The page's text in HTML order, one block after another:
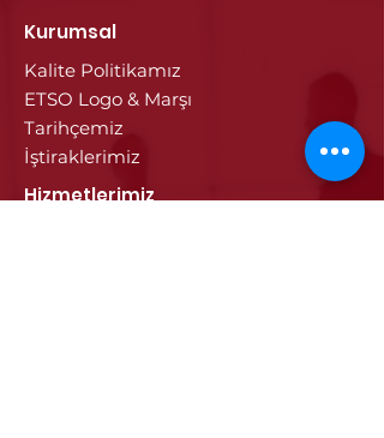
Kurumsal
Kalite Politikamız
ETSO Logo & Marşı
Tarihçemiz
İştiraklerimiz
Hizmetlerimiz